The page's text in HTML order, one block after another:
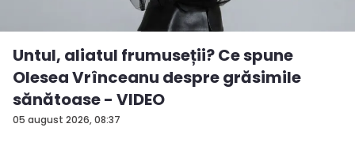
05 august 2026, 08:37
Untul, aliatul frumuseții? Ce spune
Olesea Vrînceanu despre grăsimile
sănătoase - VIDEO